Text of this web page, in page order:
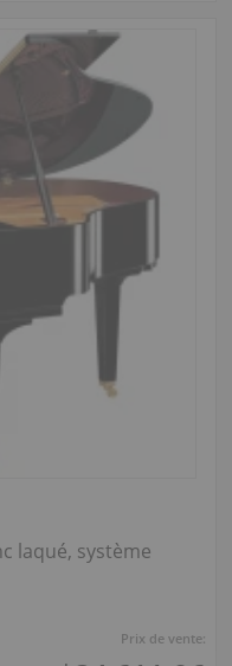
Prix de vente:
laqué, système